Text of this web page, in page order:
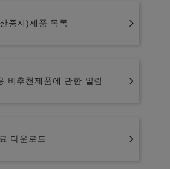
중지)제품 목록
비추천제품에 관한 알림
다운로드